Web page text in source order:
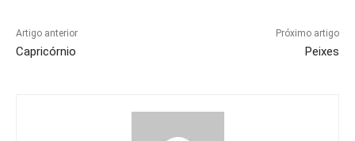
Artigo anterior
Capricórnio
Próximo artigo
Peixes